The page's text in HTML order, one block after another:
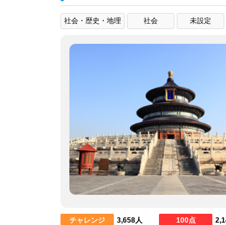
社会・歴史・地理 社会 未設定
チャレンジ 3,658人 100点